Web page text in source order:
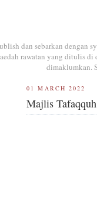
dan sebarkan dengan
rawatan yang ditulis
dimaklumkan.
01 MARCH 2022
Majlis